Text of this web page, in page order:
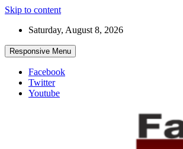
Skip to content
Saturday, August 8, 2026
Responsive Menu
Facebook
Twitter
Youtube